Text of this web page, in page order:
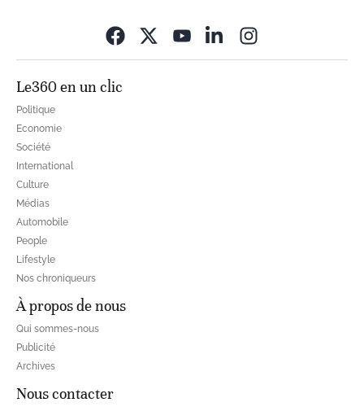
Le360 en un clic
Politique
Economie
Société
International
Culture
Médias
Automobile
People
Lifestyle
Nos chroniqueurs
À propos de nous
Qui sommes-nous
Publicité
Archives
Nous contacter